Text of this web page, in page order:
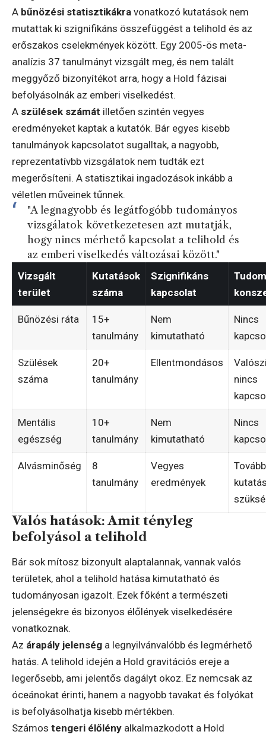
A bűnözési statisztikákra vonatkozó kutatások nem
mutattak ki szignifikáns összefüggést a telihold és az
erőszakos cselekmények között. Egy 2005-ös meta-
analízis 37 tanulmányt vizsgált meg, és nem talált
meggyőző bizonyítékot arra, hogy a Hold fázisai
befolyásolnák az emberi viselkedést.
A szülések számát illetően szintén vegyes
eredményeket kaptak a kutatók. Bár egyes kisebb
tanulmányok kapcsolatot sugalltak, a nagyobb,
reprezentatívbb vizsgálatok nem tudták ezt
megerősíteni. A statisztikai ingadozások inkább a
véletlen műveinek tűnnek.
"A legnagyobb és legátfogóbb tudományos
vizsgálatok következetesen azt mutatják,
hogy nincs mérhető kapcsolat a telihold és
az emberi viselkedés változásai között."
Vizsgált
terület
Kutatások
száma
Szignifikáns
kapcsolat
Bűnözési ráta
15+
tanulmány
Nem
kimutatható
Nincs
Szülések
száma
20+
tanulmány
Ellentmondásos
nincs
Mentális
egészség
10+
tanulmány
Nem
kimutatható
Nincs
Alvásminőség
8
tanulmány
Vegyes
eredmények
Valós hatások: Amit tényleg
befolyásol a telihold
Bár sok mítosz bizonyult alaptalannak, vannak valós
területek, ahol a telihold hatása kimutatható és
tudományosan igazolt. Ezek főként a természeti
jelenségekre és bizonyos élőlények viselkedésére
vonatkoznak.
Az árapály jelenség a legnyilvánvalóbb és legmérhető
hatás. A telihold idején a Hold gravitációs ereje a
legerősebb, ami jelentős dagályt okoz. Ez nemcsak az
óceánokat érinti, hanem a nagyobb tavakat és folyókat
is befolyásolhatja kisebb mértékben.
Számos tengeri élőlény alkalmazkodott a Hold